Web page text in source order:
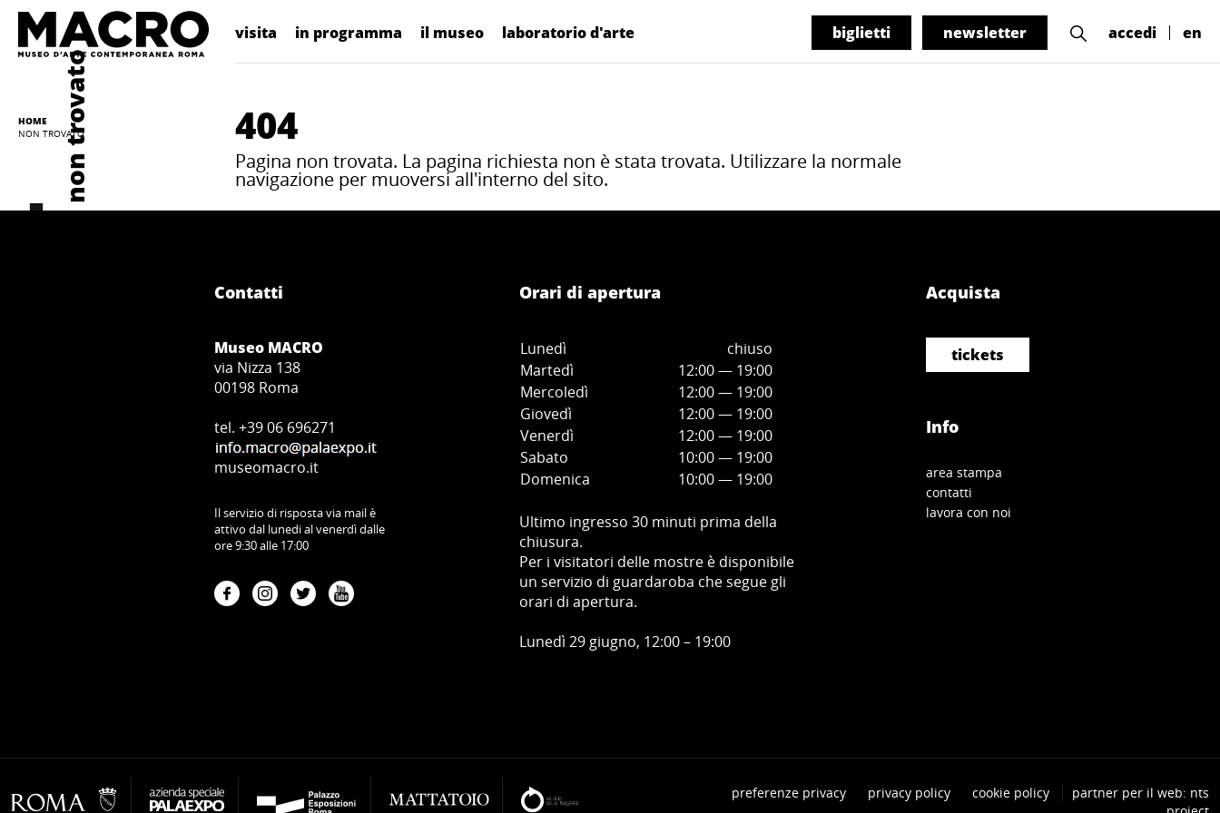
visita in programma il museo laboratorio d'arte biglietti newsletter accedi en
HOME
NON TROVATO
non trovato 404
Pagina non trovata. La pagina richiesta non è stata trovata. Utilizzare la normale
navigazione per muoversi all'interno del sito.
Contatti
Museo MACRO
via Nizza 138
00198 Roma
tel. +39 06 696271
museomacro.it
Il servizio di risposta via mail è
attivo dal lunedi al venerdì dalle
ore 9:30 alle 17:00
Orari di apertura
Lunedì
chiuso
Martedì
12:00 — 19:00
Mercoledì
12:00— 19:00
Giovedì
12:00— 19:00
Venerdì
12:00— 19:00
Sabato
10:00— 19:00
Domenica
10:00— 19:00
Ultimo ingresso 30 minuti prima della
chiusura.
Per i visitatori delle mostre è disponibile
un servizio di guardaroba che segue gli
orari di apertura.
Lunedì 29 giugno, 12:00 – 19:00
Acquista
tickets
Info
area stampa
contatti
lavora con noi
preferenze privacy privacy policy cookie policy
partner per il web: nts